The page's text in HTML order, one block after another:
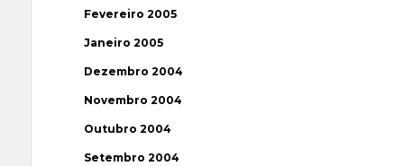
Fevereiro 2005
Janeiro 2005
Dezembro 2004
Novembro 2004
Outubro 2004
Setembro 2004